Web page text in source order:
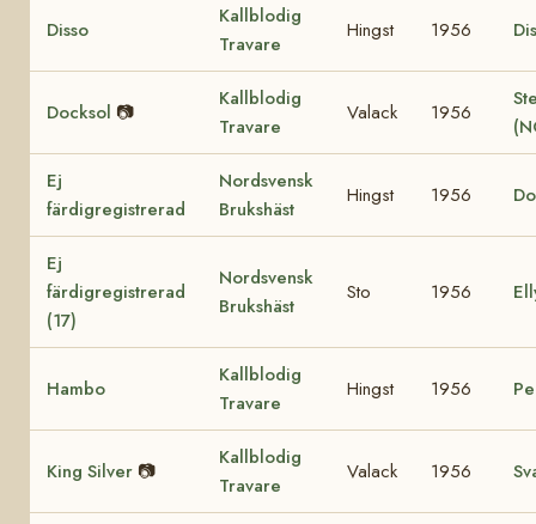
Disso
Kallblodig
Travare
Hingst 1956
Docksol 📷
Kallblodig
Travare
Valack 1956
Ej
färdigregistrerad
Nordsvensk
Brukshäst
Hingst 1956
Ej
färdigregistrerad
(17)
Nordsvensk
Brukshäst
Sto 1956
Hambo
Kallblodig
Travare
Hingst 1956
King Silver 📷
Kallblodig
Travare
Valack 1956